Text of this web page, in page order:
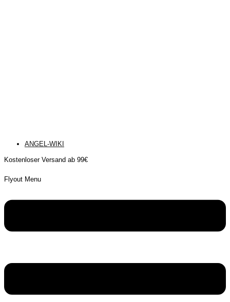
ANGEL-WIKI
Kostenloser Versand ab 99€
Flyout Menu